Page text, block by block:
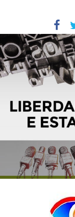
conteúdo